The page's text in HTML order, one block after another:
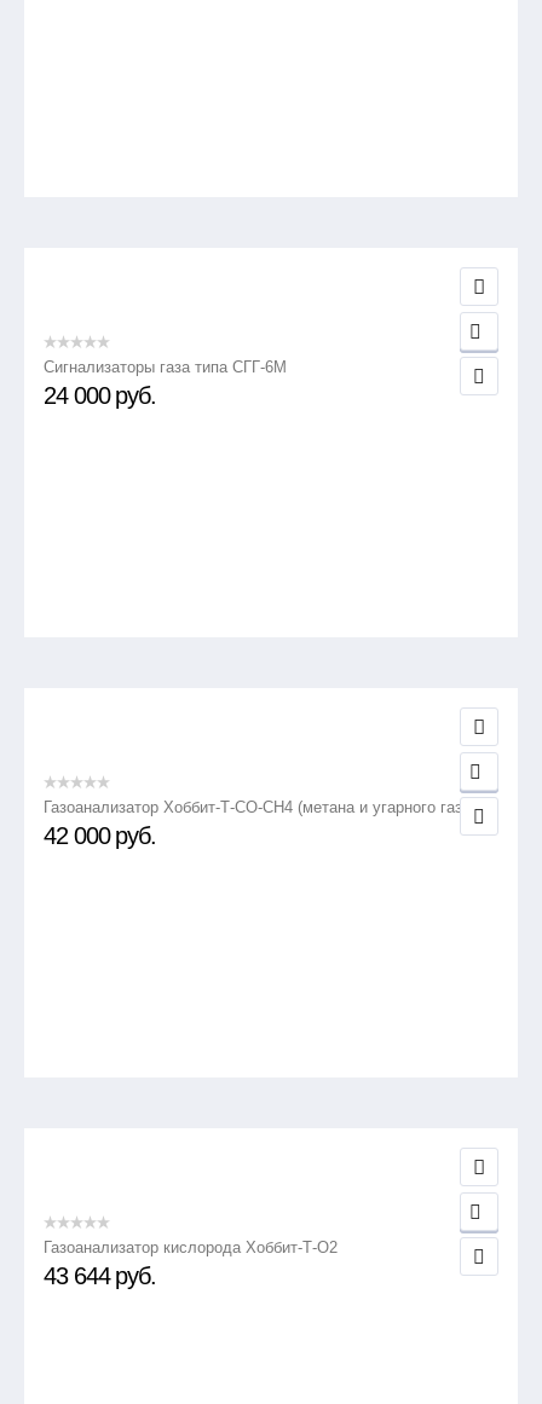
Сигнализаторы газа типа СГГ-6М
24 000 руб.
Газоанализатор Хоббит-Т-СО-СН4 (метана и угарного газа)
42 000 руб.
Газоанализатор кислорода Хоббит-Т-О2
43 644 руб.